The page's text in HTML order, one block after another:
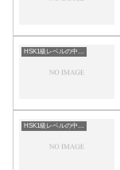
HSK1級レベルの中国語
HSK1級レベルの中国語